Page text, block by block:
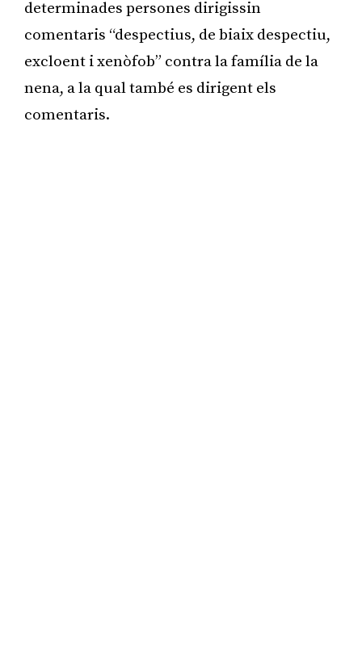
determinades persones dirigissin
comentaris “despectius, de biaix despectiu,
excloent i xenòfob” contra la família de la
nena, a la qual també es dirigent els
comentaris.